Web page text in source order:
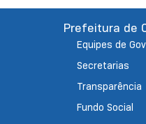
Prefeitura de
Equipes de
Secretarias
Transparência
Fundo Social